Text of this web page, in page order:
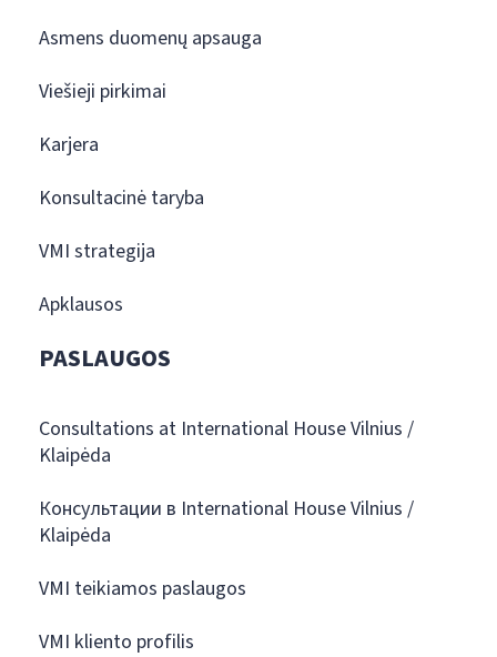
Asmens duomenų apsauga
Viešieji pirkimai
Karjera
Konsultacinė taryba
VMI strategija
Apklausos
PASLAUGOS
Consultations at International House Vilnius /
Klaipėda
Консультации в International House Vilnius /
Klaipėda
VMI teikiamos paslaugos
VMI kliento profilis